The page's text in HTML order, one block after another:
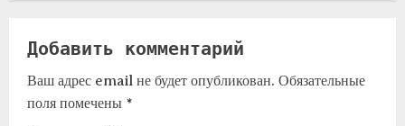
Добавить комментарий
Ваш адрес email не будет опубликован. Обязательные
поля помечены *